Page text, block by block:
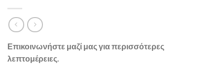
Επικοινωνήστε μαζί μας για περισσότερες
λεπτομέρειες.